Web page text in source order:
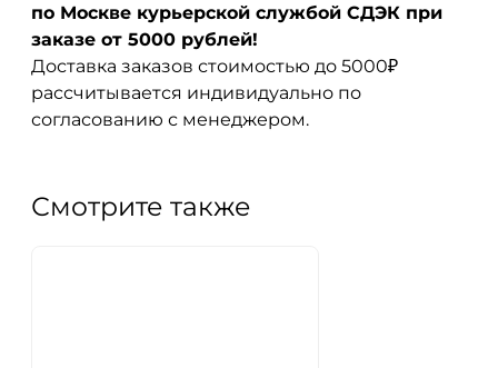
по Москве курьерской службой СДЭК при
заказе от 5000 рублей!
Доставка заказов стоимостью до 5000₽
рассчитывается индивидуально по
согласованию с менеджером.
Смотрите также